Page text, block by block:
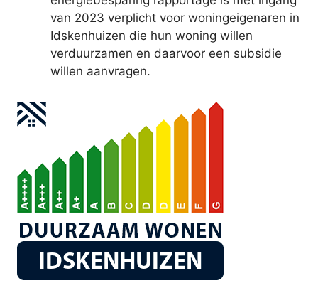
van 2023 verplicht voor woningeigenaren in
Idskenhuizen die hun woning willen
verduurzamen en daarvoor een subsidie
willen aanvragen.